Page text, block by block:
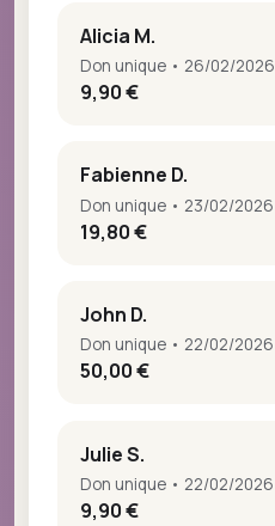
Alicia M.
Don unique • 26/02/2026
9,90 €
Fabienne D.
Don unique • 23/02/2026
19,80 €
John D.
Don unique • 22/02/2026
50,00 €
Julie S.
Don unique • 22/02/2026
9,90 €